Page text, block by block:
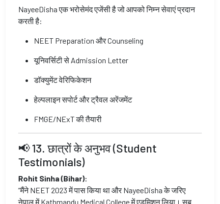
NayeeDisha एक भरोसेमंद एजेंसी है जो आपको निम्न सेवाएं प्रदान
करती है:
NEET Preparation और Counseling
यूनिवर्सिटी से Admission Letter
डॉक्युमेंट वेरिफिकेशन
हेल्पलाइन सपोर्ट और ट्रैवल अरेंजमेंट
FMGE/NExT की तैयारी
📢 13. छात्रों के अनुभव (Student
Testimonials)
Rohit Sinha (Bihar):
“मैंने NEET 2023 में पास किया था और NayeeDisha के जरिए
नेपाल में Kathmandu Medical College में एडमिशन लिया। सब